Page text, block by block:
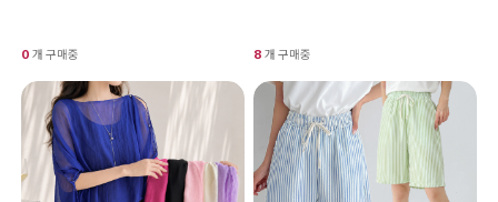
0 개 구매중 8 개 구매중